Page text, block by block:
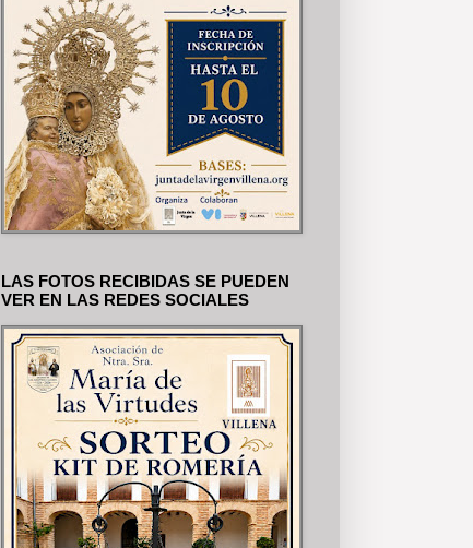
LAS FOTOS RECIBIDAS SE PUEDEN
VER EN LAS REDES SOCIALES